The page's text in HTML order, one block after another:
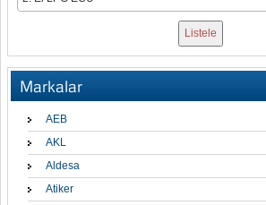
Markalar
AEB
AKL
Aldesa
Atiker